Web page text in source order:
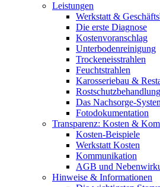
Leistungen
Werkstatt &
Die erste Diagnose
Kostenvoranschlag
Unterbodenreinigung
Trockeneisstrahlen
Feuchtstrahlen
Karosseriebau &
Rostschutzbehandlung
Das Nachsorge-
Fotodokumentation
Transparenz: Kosten &
Kosten-Beispiele
Werkstatt Kosten
Kommunikation
AGB und
Hinweise & Informationen